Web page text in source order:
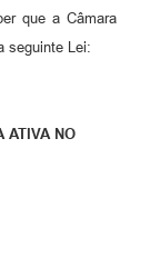
que a Câmara
seguinte Lei:
ATIVA NO